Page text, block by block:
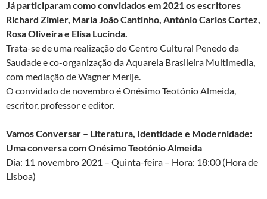
Já participaram como convidados em 2021 os escritores
Richard Zimler, Maria João Cantinho, António Carlos Cortez,
Rosa Oliveira e Elisa Lucinda.
Trata-se de uma realização do Centro Cultural Penedo da
Saudade e co-organização da Aquarela Brasileira Multimedia,
com mediação de Wagner Merije.
O convidado de novembro é Onésimo Teotónio Almeida,
escritor, professor e editor.
Vamos Conversar – Literatura, Identidade e Modernidade:
Uma conversa com Onésimo Teotónio Almeida
Dia: 11 novembro 2021 – Quinta-feira – Hora: 18:00 (Hora de
Lisboa)